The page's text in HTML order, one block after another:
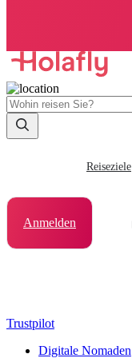
Reiseziele
Anmelden
Trustpilot
Digitale Nomaden